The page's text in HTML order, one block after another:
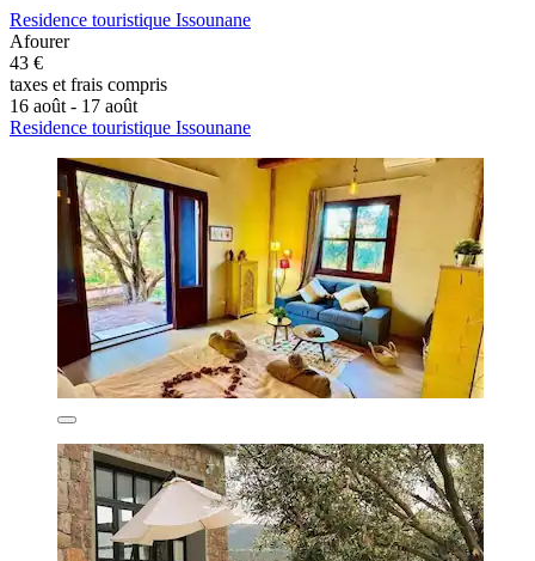
Residence touristique Issounane
Afourer
43 €
taxes et frais compris
16 août - 17 août
Residence touristique Issounane